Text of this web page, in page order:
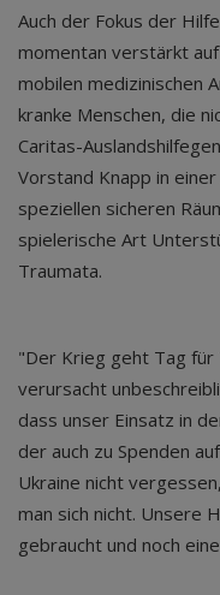
Auch der Fokus der
momentan verstärkt
mobilen medizinischen
kranke Menschen, die
Caritas-
Vorstand Knapp in
speziellen sicheren
spielerische Art
Traumata.
"Der Krieg geht Tag
verursacht
dass unser Einsatz in
der auch zu Spenden
Ukraine nicht
man sich nicht. Unsere
gebraucht und noch